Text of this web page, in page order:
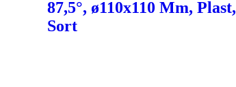
87,5°, ø110x110 Mm, Plast,
Sort